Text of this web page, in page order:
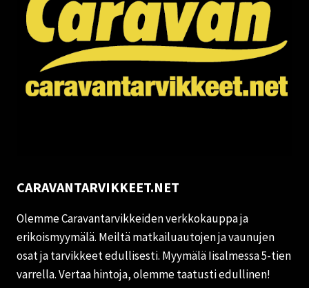
CARAVANTARVIKKEET.NET
Olemme Caravantarvikkeiden verkkokauppa ja
erikoismyymälä. Meiltä matkailuautojen ja vaunujen
osat ja tarvikkeet edullisesti. Myymälä Iisalmessa 5-tien
varrella. Vertaa hintoja, olemme taatusti edullinen!